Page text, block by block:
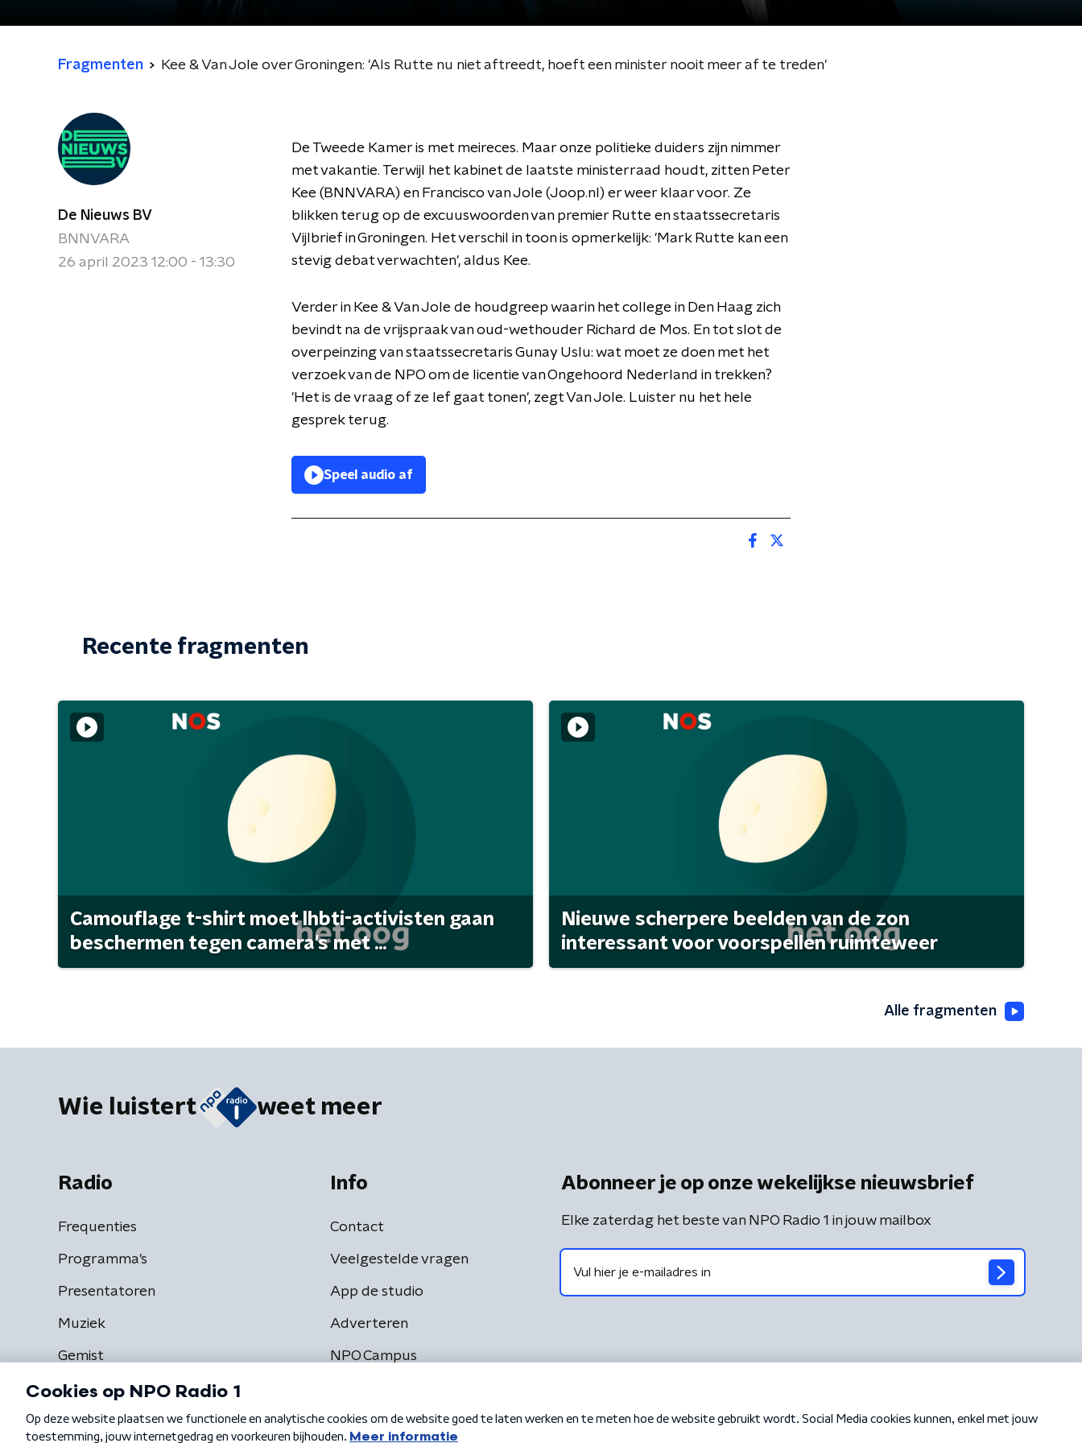
Fragmenten Kee & Van Jole over Groningen: 'Als Rutte nu niet aftreedt, hoeft een minister nooit meer af te treden'
De Nieuws BV
BNNVARA
26 april 2023 12:00 - 13:30
De Tweede Kamer is met meireces. Maar onze politieke duiders zijn nimmer
met vakantie. Terwijl het kabinet de laatste ministerraad houdt, zitten Peter
Kee (BNNVARA) en Francisco van Jole (Joop.nl) er weer klaar voor. Ze
blikken terug op de excuuswoorden van premier Rutte en staatssecretaris
Vijlbrief in Groningen. Het verschil in toon is opmerkelijk: 'Mark Rutte kan een
stevig debat verwachten', aldus Kee.
Verder in Kee & Van Jole de houdgreep waarin het college in Den Haag zich
bevindt na de vrijspraak van oud-wethouder Richard de Mos. En tot slot de
overpeinzing van staatssecretaris Gunay Uslu: wat moet ze doen met het
verzoek van de NPO om de licentie van Ongehoord Nederland in trekken?
'Het is de vraag of ze lef gaat tonen', zegt Van Jole. Luister nu het hele
gesprek terug.
Speel audio af
Recente fragmenten
Camouflage t-shirt moet lhbti-activisten gaan
beschermen tegen camera's met ...
Nieuwe scherpere beelden van de zon
interessant voor voorspellen ruimteweer
Alle fragmenten
Wie luistert weet meer
Radio
Frequenties
Programma's
Presentatoren
Muziek
Gemist
Info
Contact
Veelgestelde vragen
App de studio
Adverteren
NPO Campus
Abonneer je op onze wekelijkse nieuwsbrief
Elke zaterdag het beste van NPO Radio 1 in jouw mailbox